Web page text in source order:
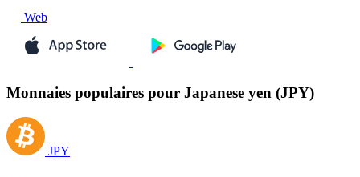
Web
Monnaies populaires pour Japanese yen (JPY)
JPY